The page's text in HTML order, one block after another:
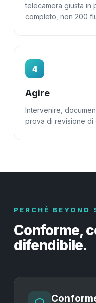
telecamera giusta in
completo, non 200
4
Agire
Intervenire,
prova di revisione di
PERCHÉ BEYOND
Conforme,
difendibile.